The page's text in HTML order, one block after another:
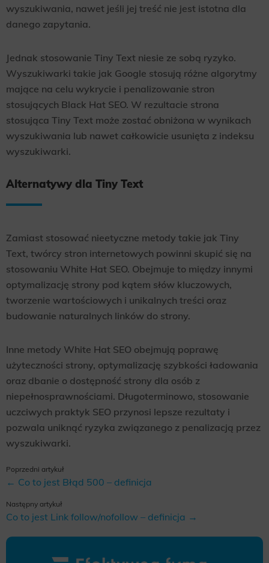
wyszukiwania, nawet jeśli jej treść nie jest istotna dla
danego zapytania.
Jednak stosowanie Tiny Text niesie ze sobą ryzyko.
Wyszukiwarki takie jak Google stosują różne algorytmy
mające na celu wykrycie i penalizowanie stron
stosujących Black Hat SEO. W rezultacie strona
stosująca Tiny Text może zostać obniżona w wynikach
wyszukiwania lub nawet całkowicie usunięta z indeksu
wyszukiwarki.
Alternatywy dla Tiny Text
Zamiast stosować nieetyczne metody takie jak Tiny
Text, twórcy stron internetowych powinni skupić się na
stosowaniu White Hat SEO. Obejmuje to między innymi
optymalizację strony pod kątem słów kluczowych,
tworzenie wartościowych i unikalnych treści oraz
budowanie naturalnych linków do strony.
Inne metody White Hat SEO obejmują poprawę
użyteczności strony, optymalizację szybkości ładowania
oraz dbanie o dostępność strony dla osób z
niepełnosprawnościami. Długoterminowo, stosowanie
uczciwych praktyk SEO przynosi lepsze rezultaty i
pozwala uniknąć ryzyka związanego z penalizacją przez
wyszukiwarki.
Poprzedni artykuł
← Co to jest Błąd 500 – definicja
Następny artykuł
Co to jest Link follow/nofollow – definicja →